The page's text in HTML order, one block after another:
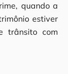
quando a
estiver
trânsito com